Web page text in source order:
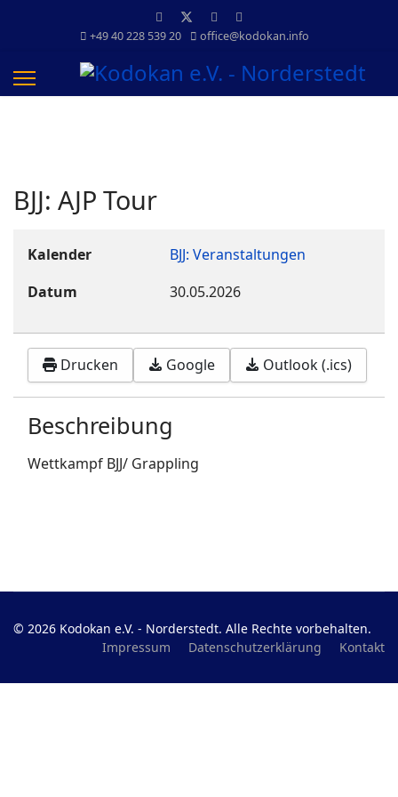
+49 40 228 539 20 office@kodokan.info
BJJ: AJP Tour
Kalender
BJJ: Veranstaltungen
Datum
30.05.2026
Drucken Google Outlook (.ics)
Beschreibung
Wettkampf BJJ/ Grappling
© 2026 Kodokan e.V. - Norderstedt. Alle Rechte vorbehalten.
Impressum
Datenschutzerklärung Kontakt